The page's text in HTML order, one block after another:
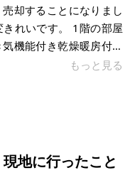
却することになりまし
す。 1階の部屋
機能付き乾燥暖房付き
住居用として利用してい
便局、飲食店が点在し
取りは1LDKです。車
が点在しています。購
もっと見る
地に行ったこと